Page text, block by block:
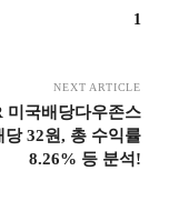
1
NEXT ARTICLE
미국배당다우존스
당 32원, 총 수익률
8.26% 등 분석!